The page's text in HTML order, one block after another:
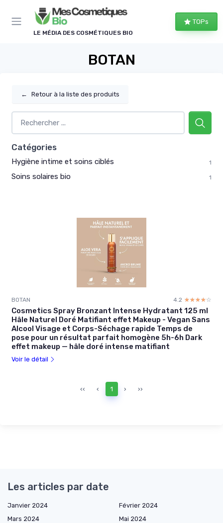
LE MÉDIA DES COSMÉTIQUES BIO
TOPs
BOTAN
← Retour à la liste des produits
Catégories
Hygiène intime et soins ciblés 1
Soins solaires bio 1
BOTAN 4.2 ☆☆☆☆☆
★★★★★
Cosmetics Spray Bronzant Intense Hydratant 125 ml
Hâle Naturel Doré Matifiant effet Makeup - Vegan Sans
Alcool Visage et Corps-Séchage rapide Temps de
pose pour un résultat parfait homogène 5h-6h Dark
effet makeup — hâle doré intense matifiant
Voir le détail
‹‹ ‹ 1 › ››
Les articles par date
Janvier 2024
Février 2024
Mars 2024
Mai 2024
Panneau de gestion des cookies